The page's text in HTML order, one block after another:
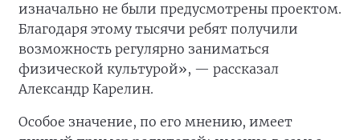
изначально не были предусмотрены проектом.
Благодаря этому тысячи ребят получили
возможность регулярно заниматься
физической культурой», — рассказал
Александр Карелин.
Особое значение, по его мнению, имеет